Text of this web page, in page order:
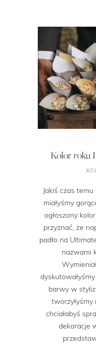
Kolor roku
Jakiś czas
miałyśmy
ogłoszony
przyznać, że
padło na
nazwami
barwy w
tworzyłyśmy
chciałabyś
dekoracje